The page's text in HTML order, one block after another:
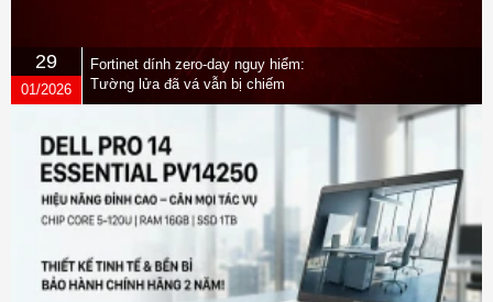
29
01/2026
Fortinet dính zero-day nguy hiểm:
Tường lửa đã vá vẫn bị chiếm
quyền